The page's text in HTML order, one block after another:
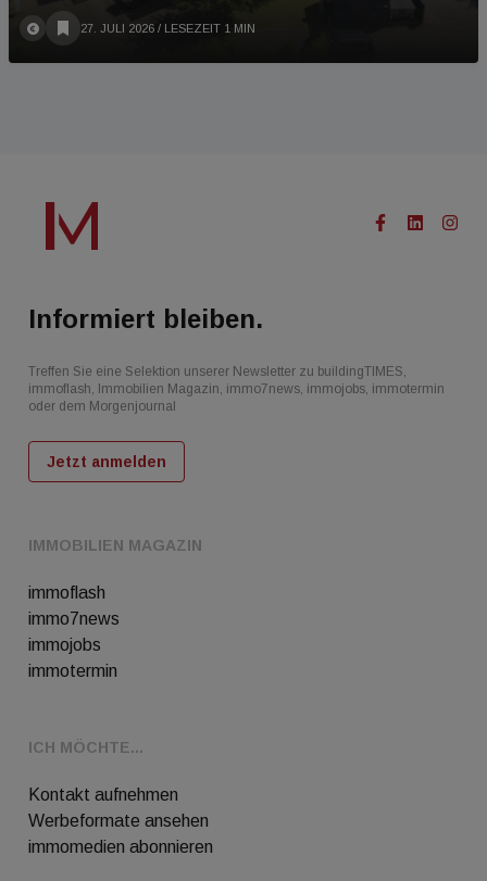
27. JULI 2026 / LESEZEIT 1 MIN
IMMOBILIEN MAGAZIN
immoflash
immo7news
immojobs
immotermin
ICH MÖCHTE...
Kontakt aufnehmen
Werbeformate ansehen
immomedien abonnieren
Informiert bleiben.
Treffen Sie eine Selektion unserer Newsletter zu buildingTIMES,
immoflash, Immobilien Magazin, immo7news, immojobs, immotermin
oder dem Morgenjournal
Jetzt anmelden